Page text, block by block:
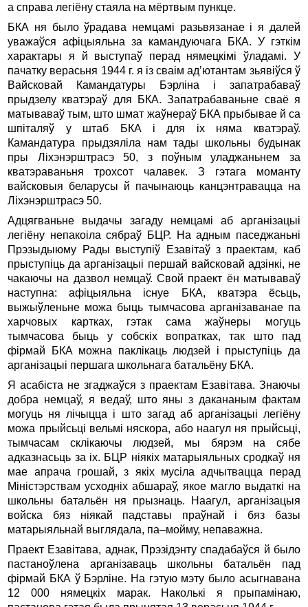
а справа легiёну стаяла на мёртвым пункце.
БКА ня было ўрадава немцамi разьвязанае i я далей
уважаўся афiцыяльна за камандуючага БКА. У гэткiм
характары я й выступаў перад нямецкiмi ўладамi. У
пачатку верасьня 1944 г. я iз сваiм ад’ютантам зьявiўся ў
Вайсковай Камандатуры Бэрлiна i запатрабаваў
прыдзелу кватэраў для БКА. Запатрабаваньне сваё я
матываваў тым, што шмат жаўнераў БКА прыбывае й са
шпiталяў у штаб БКА i для iх няма кватэраў.
Камандатура прыдзялiла нам тады школьны будынак
пры Лiхэнэрштрасэ 50, з поўным уладжаньнем за
кватэраваньня трохсот чалавек. З гэтага моманту
вайсковыя беларусы й пачынаюць канцэнтравацца на
Лiхэнэрштрасэ 50.
Адцягваньне выдачы загаду немцамi аб арганiзацыi
легiёну непакоiла сябраў БЦР. На адным паседжаньнi
Прэзыдыюму Рады выступiў Езавiтаў з праектам, каб
прыступiць да арганiзацыi першай вайсковай адзiнкi, не
чакаючы на дазвол немцаў. Свой праект ён матываваў
наступна: афiцыяльна iснуе БКА, кватэра ёсьць,
выжыўленьне можа быць тымчасова арганiзаванае па
харчовых картках, гэтак сама жаўнеры могуць
тымчасова быць у собскiх вопратках, так што пад
фiрмай БКА можна паклiкаць людзей i прыступiць да
арганiзацыi першага школьнага батальёну БКА.
Я асабiста не згаджаўся з праектам Езавiтава. Знаючы
добра немцаў, я ведаў, што яны з дакананым фактам
могуць ня лiчыцца i што загад аб арганiзацыi легiёну
можа прыйсьцi вельмi няскора, або наагул ня прыйсьцi,
тымчасам склiкаючы людзей, мы бярэм на сябе
адказнасьць за iх. БЦР нiякiх матарыяльных сродкаў ня
мае апрача грошай, з якiх мусiла адчытвацца перад
Мiнiстэрствам усходнiх абшараў, якое магло выдаткi на
школьны батальён ня прызнаць. Наагул, арганiзацыя
войска бяз нiякай падставы праўнай i бяз базы
матарыяльнай выглядала, па–мойму, непаважна.
Праект Езавiтава, аднак, Прэзiдэнту спадабаўся й было
пастаноўлена арганiзаваць школьны батальён пад
фiрмай БКА ў Бэрлiне. На гэтую мэту было асыгнавана
12 000 нямецкiх марак. Наколькi я прыпамiнаю,